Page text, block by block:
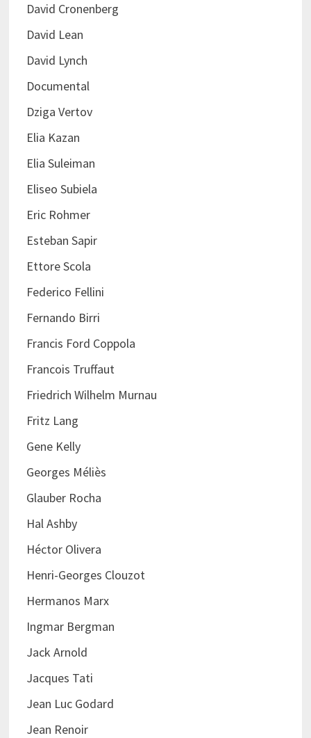
David Cronenberg
David Lean
David Lynch
Documental
Dziga Vertov
Elia Kazan
Elia Suleiman
Eliseo Subiela
Eric Rohmer
Esteban Sapir
Ettore Scola
Federico Fellini
Fernando Birri
Francis Ford Coppola
Francois Truffaut
Friedrich Wilhelm Murnau
Fritz Lang
Gene Kelly
Georges Méliès
Glauber Rocha
Hal Ashby
Héctor Olivera
Henri-Georges Clouzot
Hermanos Marx
Ingmar Bergman
Jack Arnold
Jacques Tati
Jean Luc Godard
Jean Renoir